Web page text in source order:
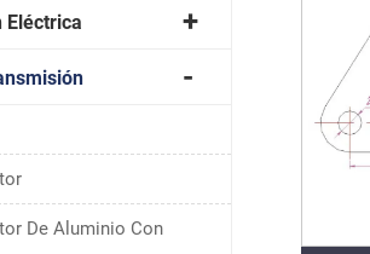
Eléctrica
De Aluminio Con